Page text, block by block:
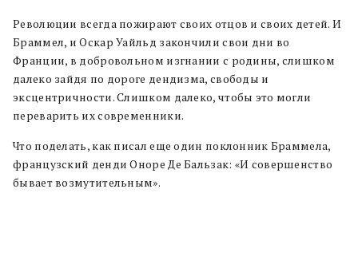
Революции всегда пожирают своих отцов и своих детей. И
Браммел, и Оскар Уайльд закончили свои дни во
Франции, в добровольном изгнании с родины, слишком
далеко зайдя по дороге дендизма, свободы и
эксцентричности. Слишком далеко, чтобы это могли
переварить их современники.
Что поделать, как писал еще один поклонник Браммела,
французский денди Оноре Де Бальзак: «И совершенство
бывает возмутительным».